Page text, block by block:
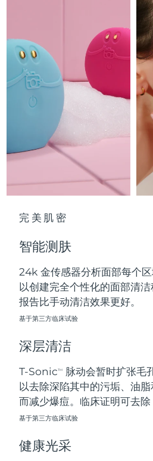
完美肌密
智能测肤
24k 金传感器分析面部每个区
以创建完全个性化的面部清
报告比手动清洁效果更好。
基于第三方临床试验
深层清洁
T-SonicTM
脉动会暂时扩张毛
以去除深陷其中的污垢、油
而减少爆痘。临床证明可去除
基于第三方临床试验
健康光采
FOREO APP
关于我们
哈萨克斯坦
科威特
拉脱维亚
立陶宛
卢森堡
马耳他
墨西哥
摩纳哥
荷兰
新西兰
挪威